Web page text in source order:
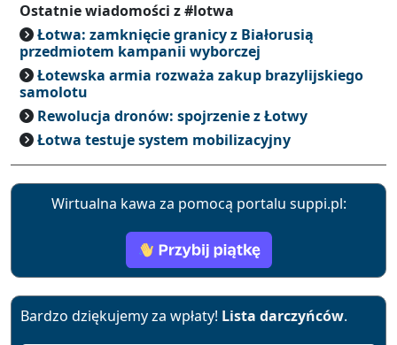
Ostatnie wiadomości z #lotwa
Łotwa: zamknięcie granicy z Białorusią
przedmiotem kampanii wyborczej
Łotewska armia rozważa zakup brazylijskiego
samolotu
Rewolucja dronów: spojrzenie z Łotwy
Łotwa testuje system mobilizacyjny
Wirtualna kawa za pomocą portalu suppi.pl:
Bardzo dziękujemy za wpłaty! Lista darczyńców.